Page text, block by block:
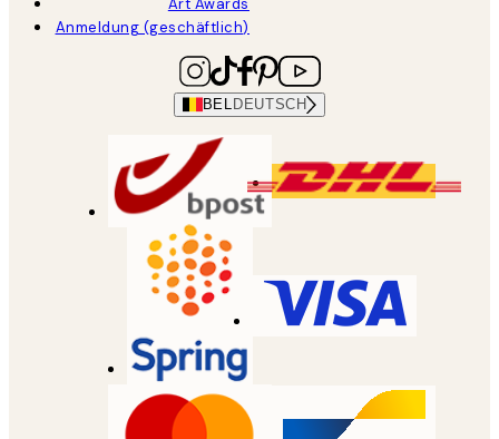
Anmeldung (geschäftlich)
BEL DEUTSCH